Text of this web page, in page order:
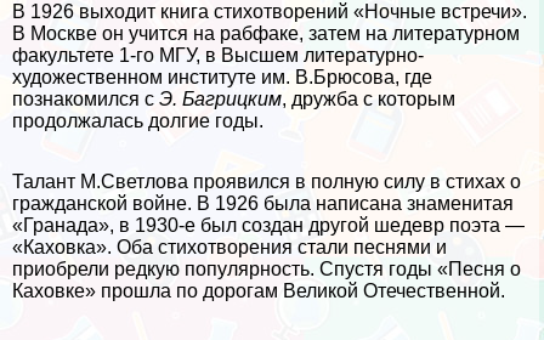
В 1926 выходит книга стихотворений «Ночные встречи».
В Москве он учится на рабфаке, затем на литературном
факультете 1-го МГУ, в Высшем литературно-
художественном институте им. В.Брюсова, где
познакомился с Э. Багрицким, дружба с которым
продолжалась долгие годы.
Талант М.Светлова проявился в полную силу в стихах о
гражданской войне. В 1926 была написана знаменитая
«Гранада», в 1930-е был создан другой шедевр поэта —
«Каховка». Оба стихотворения стали песнями и
приобрели редкую популярность. Спустя годы «Песня о
Каховке» прошла по дорогам Великой Отечественной.